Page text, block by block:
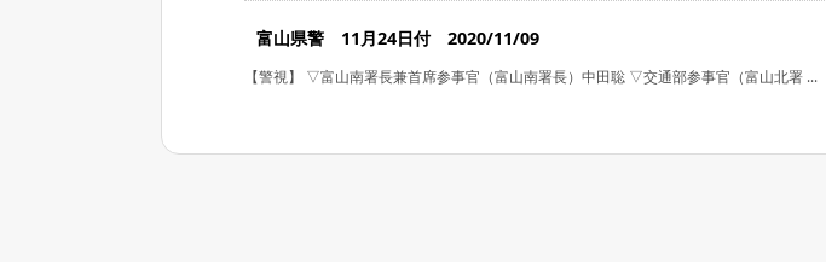
富山県警 11月24日付 2020/11/09
【警視】 ▽富山南署長兼首席参事官（富山南署長）中田聡 ▽交通部参事官（富山北署 ...